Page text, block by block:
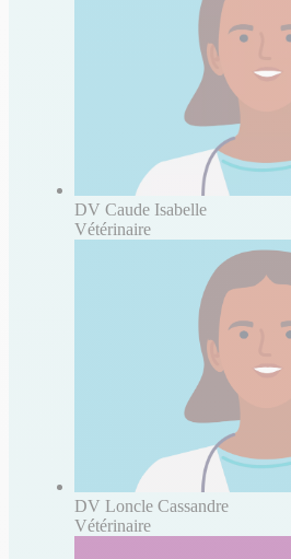
DV Caude Isabelle
Vétérinaire
DV Loncle Cassandre
Vétérinaire